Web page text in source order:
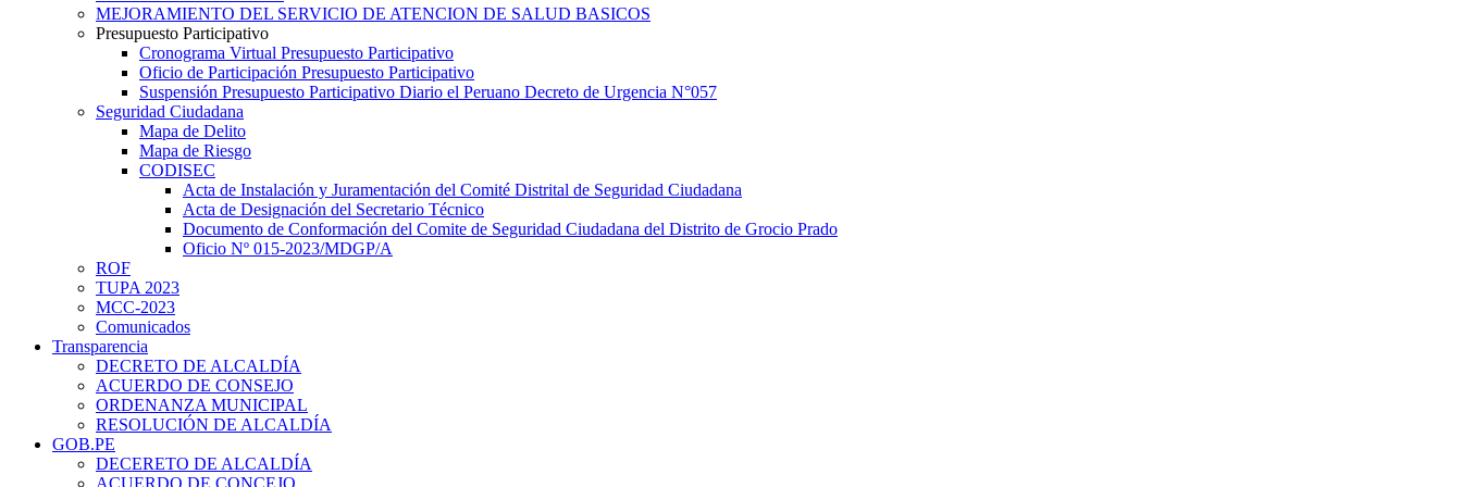
MEJORAMIENTO DEL SERVICIO DE ATENCION DE SALUD BASICOS
Presupuesto Participativo
Cronograma Virtual Presupuesto Participativo
Oficio de Participación Presupuesto Participativo
Suspensión Presupuesto Participativo Diario el Peruano Decreto de Urgencia N°057
Seguridad Ciudadana
Mapa de Delito
Mapa de Riesgo
CODISEC
Acta de Instalación y Juramentación del Comité Distrital de Seguridad Ciudadana
Acta de Designación del Secretario Técnico
Documento de Conformación del Comite de Seguridad Ciudadana del Distrito de Grocio Prado
Oficio Nº 015-2023/MDGP/A
ROF
TUPA 2023
MCC-2023
Comunicados
Transparencia
DECRETO DE ALCALDÍA
ACUERDO DE CONSEJO
ORDENANZA MUNICIPAL
RESOLUCIÓN DE ALCALDÍA
GOB.PE
DECERETO DE ALCALDÍA
ACUERDO DE CONCEJO